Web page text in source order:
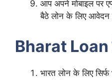
आप अपने मोबाइल पर
बैठे लोन के लिए
Bharat Loan
भारत लोन के लिए